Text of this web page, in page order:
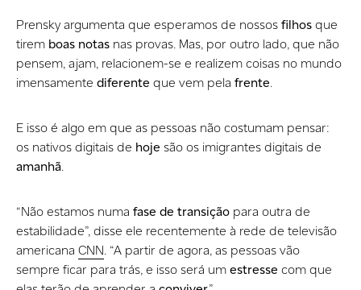
Prensky argumenta que esperamos de nossosfilhosque
tirem boas notas nas provas. Mas, por outro lado, que não
pensem, ajam, relacionem-se e realizem coisas no mundo
imensamente diferente que vem pela frente.
E isso é algo em que as pessoas não costumam pensar:
os nativos digitais de hoje são os imigrantes digitais de
amanhã.
“Não estamos numa fase de transição para outra de
estabilidade”, disse ele recentemente à rede de televisão
americana CNN. “A partir de agora, as pessoas vão
sempre ficar para trás, e isso será umestresse com que